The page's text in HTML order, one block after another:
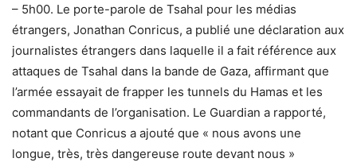
– 5h00. Le porte-parole de Tsahal pour les médias
étrangers, Jonathan Conricus, a publié une déclaration aux
journalistes étrangers dans laquelle il a fait référence aux
attaques de Tsahal dans la bande de Gaza, affirmant que
l’armée essayait de frapper les tunnels du Hamas et les
commandants de l’organisation. Le Guardian a rapporté,
notant que Conricus a ajouté que « nous avons une
longue, très, très dangereuse route devant nous »